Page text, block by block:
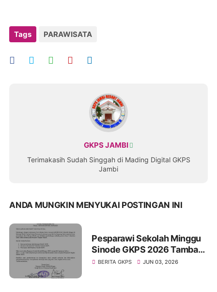
Tags PARAWISATA
GKPS JAMBI
Terimakasih Sudah Singgah di Mading Digital GKPS
Jambi
ANDA MUNGKIN MENYUKAI POSTINGAN INI
Pesparawi Sekolah Minggu
Sinode GKPS 2026 Tambah
Kuota Peserta, Juara III
BERITA GKPS JUN 03, 2026